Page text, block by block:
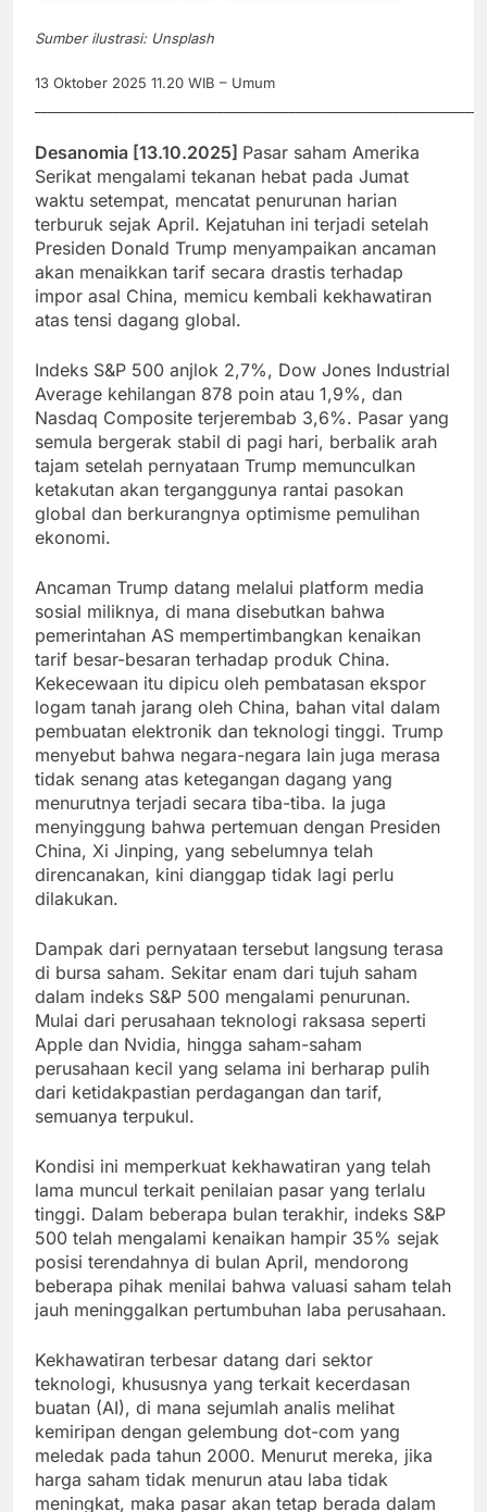
Sumber ilustrasi: Unsplash
13 Oktober 2025 11.20 WIB – Umum
Desanomia [13.10.2025] Pasar saham Amerika
Serikat mengalami tekanan hebat pada Jumat
waktu setempat, mencatat penurunan harian
terburuk sejak April. Kejatuhan ini terjadi setelah
Presiden Donald Trump menyampaikan ancaman
akan menaikkan tarif secara drastis terhadap
impor asal China, memicu kembali kekhawatiran
atas tensi dagang global.
Indeks S&P 500 anjlok 2,7%, Dow Jones Industrial
Average kehilangan 878 poin atau 1,9%, dan
Nasdaq Composite terjerembab 3,6%. Pasar yang
semula bergerak stabil di pagi hari, berbalik arah
tajam setelah pernyataan Trump memunculkan
ketakutan akan terganggunya rantai pasokan
global dan berkurangnya optimisme pemulihan
ekonomi.
Ancaman Trump datang melalui platform media
sosial miliknya, di mana disebutkan bahwa
pemerintahan AS mempertimbangkan kenaikan
tarif besar-besaran terhadap produk China.
Kekecewaan itu dipicu oleh pembatasan ekspor
logam tanah jarang oleh China, bahan vital dalam
pembuatan elektronik dan teknologi tinggi. Trump
menyebut bahwa negara-negara lain juga merasa
tidak senang atas ketegangan dagang yang
menurutnya terjadi secara tiba-tiba. Ia juga
menyinggung bahwa pertemuan dengan Presiden
China, Xi Jinping, yang sebelumnya telah
direncanakan, kini dianggap tidak lagi perlu
dilakukan.
Dampak dari pernyataan tersebut langsung terasa
di bursa saham. Sekitar enam dari tujuh saham
dalam indeks S&P 500 mengalami penurunan.
Mulai dari perusahaan teknologi raksasa seperti
Apple dan Nvidia, hingga saham-saham
perusahaan kecil yang selama ini berharap pulih
dari ketidakpastian perdagangan dan tarif,
semuanya terpukul.
Kondisi ini memperkuat kekhawatiran yang telah
lama muncul terkait penilaian pasar yang terlalu
tinggi. Dalam beberapa bulan terakhir, indeks S&P
500 telah mengalami kenaikan hampir 35% sejak
posisi terendahnya di bulan April, mendorong
beberapa pihak menilai bahwa valuasi saham telah
jauh meninggalkan pertumbuhan laba perusahaan.
Kekhawatiran terbesar datang dari sektor
teknologi, khususnya yang terkait kecerdasan
buatan (AI), di mana sejumlah analis melihat
kemiripan dengan gelembung dot-com yang
meledak pada tahun 2000. Menurut mereka, jika
harga saham tidak menurun atau laba tidak
meningkat, maka pasar akan tetap berada dalam